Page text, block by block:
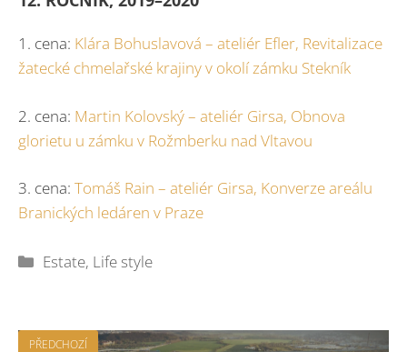
1. cena: Klára Bohuslavová – ateliér Efler, Revitalizace
žatecké chmelařské krajiny v okolí zámku Stekník
2. cena: Martin Kolovský – ateliér Girsa, Obnova
glorietu u zámku v Rožmberku nad Vltavou
3. cena: Tomáš Rain – ateliér Girsa, Konverze areálu
Branických ledáren v Praze
Rubriky
Estate, Life style
PŘEDCHOZÍ